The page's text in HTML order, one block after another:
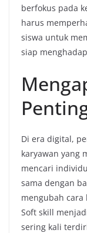
berfokus pada
harus
siswa untuk
siap
Di era digital,
karyawan yang
mencari
sama dengan
mengubah
Soft skill
sering kali